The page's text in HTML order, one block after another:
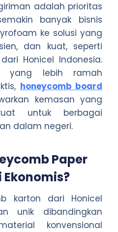
adalah prioritas
banyak bisnis
ke solusi yang
dan kuat, seperti
dari Honicel Indonesia.
yang lebih ramah
honeycomb board
kemasan yang
untuk berbagai
dalam negeri.
Paper
karton dari Honicel
unik dibandingkan
konvensional